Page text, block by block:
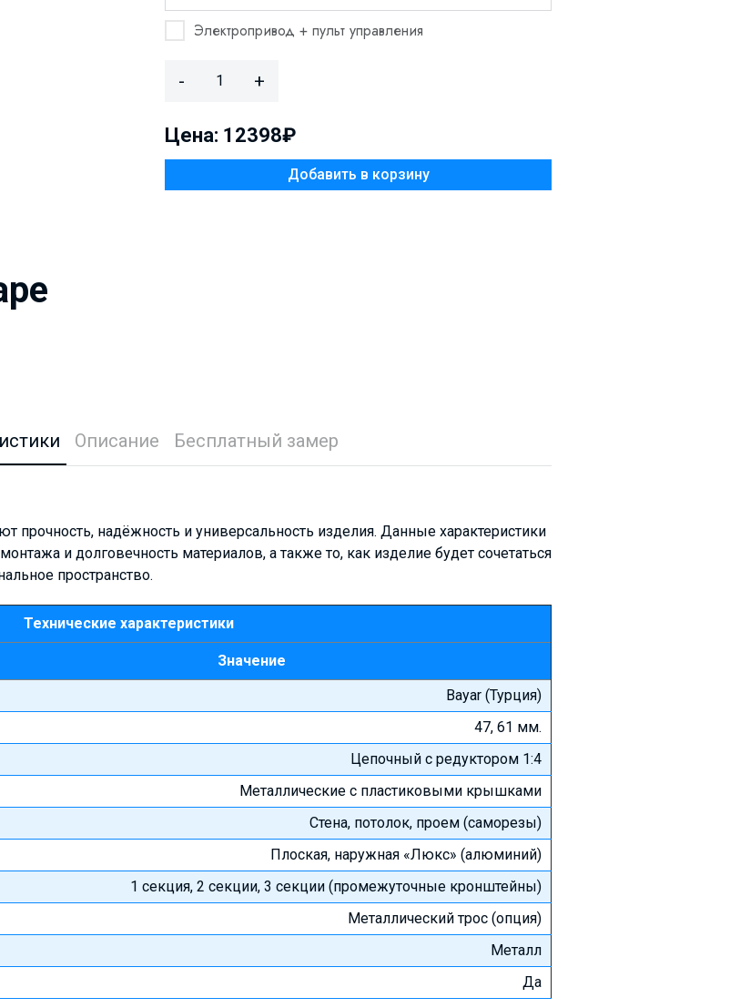
Электропривод + пульт управления
- +
Цена: 12398₽
Добавить в корзину
Описание Бесплатный замер
прочность, надёжность и универсальность изделия. Данные характеристики
и долговечность материалов, а также то, как изделие будет сочетаться
пространство.
Технические характеристики
Значение
Bayar (Турция)
47, 61 мм.
Цепочный с редуктором 1:4
Металлические с пластиковыми крышками
Стена, потолок, проем (саморезы)
Плоская, наружная «Люкс» (алюминий)
1 секция, 2 секции, 3 секции (промежуточные кронштейны)
Металлический трос (опция)
Металл
Да